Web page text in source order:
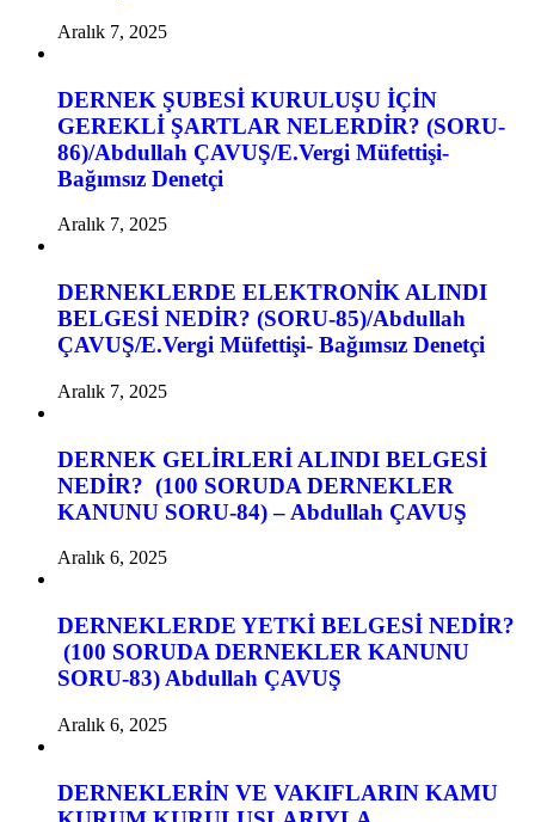
Aralık 7, 2025
DERNEK ŞUBESİ KURULUŞU İÇİN
GEREKLİ ŞARTLAR NELERDİR? (SORU-
86)/Abdullah ÇAVUŞ/E.Vergi Müfettişi-
Bağımsız Denetçi
Aralık 7, 2025
DERNEKLERDE ELEKTRONİK ALINDI
BELGESİ NEDİR? (SORU-85)/Abdullah
ÇAVUŞ/E.Vergi Müfettişi- Bağımsız Denetçi
Aralık 7, 2025
DERNEK GELİRLERİ ALINDI BELGESİ
NEDİR? (100 SORUDA DERNEKLER
KANUNU SORU-84) – Abdullah ÇAVUŞ
Aralık 6, 2025
DERNEKLERDE YETKİ BELGESİ NEDİR?
(100 SORUDA DERNEKLER KANUNU
SORU-83) Abdullah ÇAVUŞ
Aralık 6, 2025
DERNEKLERİN VE VAKIFLARIN KAMU